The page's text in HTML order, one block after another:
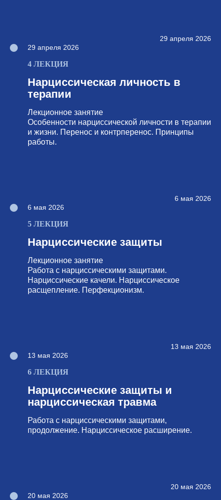
29 апреля 2026
29 апреля 2026
4 ЛЕКЦИЯ
Нарциссическая личность в
терапии
Лекционное занятие
Особенности нарциссической личности в терапии
и жизни. Перенос и контрперенос. Принципы
работы.
6 мая 2026
6 мая 2026
5 ЛЕКЦИЯ
Нарциссические защиты
Лекционное занятие
Работа с нарциссическими защитами.
Нарциссические качели. Нарциссическое
расщепление. Перфекционизм.
13 мая 2026
13 мая 2026
6 ЛЕКЦИЯ
Нарциссические защиты и
нарциссическая травма
Работа с нарциссическими защитами,
продолжение. Нарциссическое расширение.
20 мая 2026
20 мая 2026